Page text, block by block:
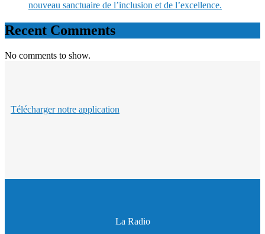
nouveau sanctuaire de l’inclusion et de l’excellence.
Recent Comments
No comments to show.
Télécharger notre application
La Radio